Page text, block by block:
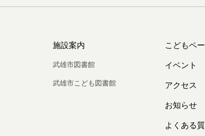
施設案内
武雄市図書館
武雄市こども図書館
こどもペ
イベント
アクセス
お知らせ
よくある